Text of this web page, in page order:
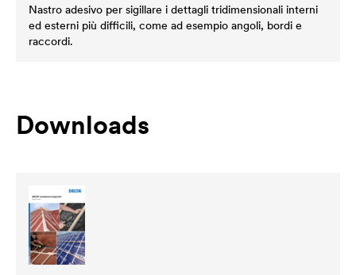
Nastro adesivo per sigillare i dettagli tridimensionali interni
ed esterni più difficili, come ad esempio angoli, bordi e
raccordi.
Downloads